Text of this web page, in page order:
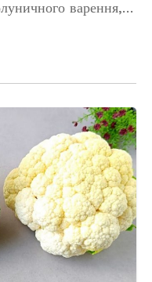
варення,
літа. Це